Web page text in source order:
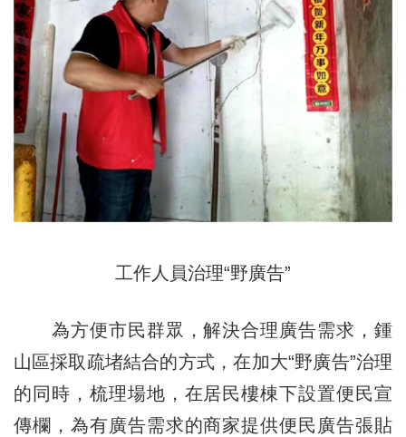
工作人員治理“野廣告”
為方便市民群眾，解決合理廣告需求，鍾
山區採取疏堵結合的方式，在加大“野廣告”治理
的同時，梳理場地，在居民樓棟下設置便民宣
傳欄，為有廣告需求的商家提供便民廣告張貼